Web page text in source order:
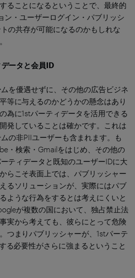
ることになるということで、最終的
ン・ユーザーログイン・パブリッシ
の共存が可能になるのかもしれな
ータと会員ID
を優遇せずに、その他の広告ビジネ
等に与えるのかどうかの懸念はあり
為に1stパーティデータを活用できる
発していることは確かです。これは
の非PIIユーザーも含まれます。も
・検索・Gmailをはじめ、その他の
ティデータと既知のユーザーIDに大
らこそ表面上では、パブリッシャー
るソリューションが、実際にはパブ
ような行為をするとは考えにくいと
が複数の国において、独占禁止法
実から考えても、彼らにとって危険
つまりパブリッシャーが、1stパーテ
る必要性がさらに強まるということ